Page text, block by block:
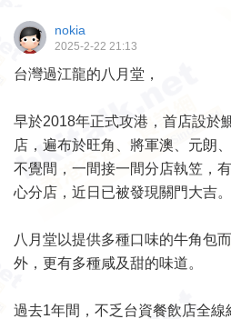
nokia
2025-2-22 21:13
台灣過江龍的八月堂，
早於2018年正式攻港，首店設於
店，遍布於旺角、將軍澳、元朗
不覺間，一間接一間分店執笠，
心分店，近日已被發現關門大吉。
八月堂以提供多種口味的牛角包
外，更有多種咸及甜的味道。
過去1年間，不乏台資餐飲店全